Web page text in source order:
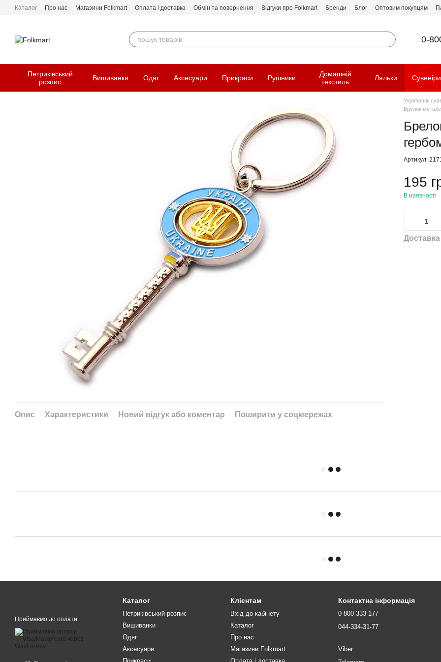
Перейти до основного контенту
Каталог Про нас Магазини Folkmart Оплата і доставка Обмін та повернення Відгуки про Folkmart Бренди Блог Оптовим покупцям
0-
Петриківський
розпис
Вишиванки Одяг Аксесуари Прикраси Рушники
Домашній
текстиль
Ляльки Сувеніри
Опис Характеристики Новий відгук або коментар Поширити у соцмережах
Українські
Брелок
Артикул:
195
В наявності
Доставка
Приймаємо до оплати
Каталог
Петриківський розпис
Вишиванки
Одяг
Аксесуари
Клієнтам
Вхід до кабінету
Каталог
Про нас
Магазини Folkmart
Контактна інформація
0-800-333-177
044-334-31-77
Viber